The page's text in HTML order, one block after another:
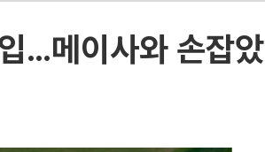
…메이사와 손잡았